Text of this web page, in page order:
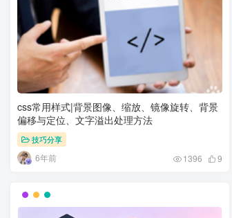
css常用样式|背景图像、缩放、镜像旋转、背景
偏移与定位、文字溢出处理方法
技巧分享
6年前 1396 9